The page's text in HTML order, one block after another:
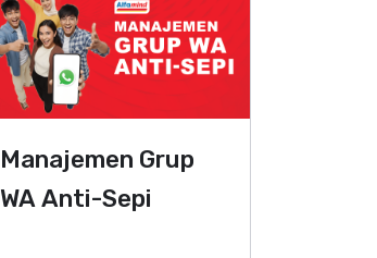
Manajemen Grup
WA Anti-Sepi